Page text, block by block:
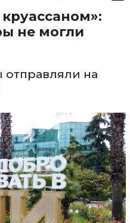
не могли
отправляли на